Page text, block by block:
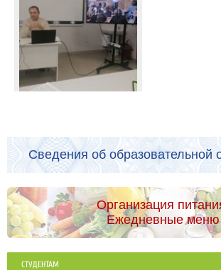
Сведения об образовательной
Организация
Ежедневные меню
СТУДЕНТАМ